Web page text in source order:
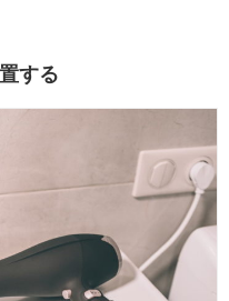
する